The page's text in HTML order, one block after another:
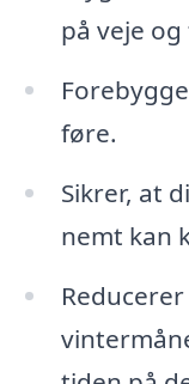
på veje
føre.
Sikrer, at
nemt kan